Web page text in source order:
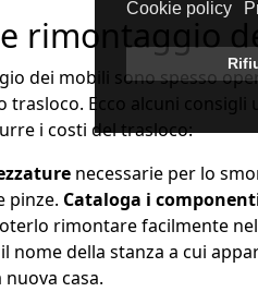
rimontaggio
dei mobili sono spesso
Ecco alcuni consigli
i costi del trasloco:
necessarie per lo
pinze. Cataloga i
rimontare facilmente
nome della stanza a cui
casa.